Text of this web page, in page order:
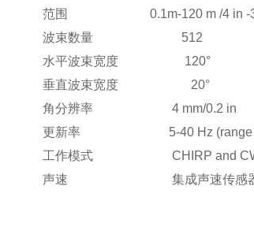
范围 0.1m-120 m /4 in -
波束数量
水平波束宽度
垂直波束宽
角分辨率 4 mm/
更新率 5-40 Hz (range
工作模式 CHIRP and
声速 集成声速传感器以